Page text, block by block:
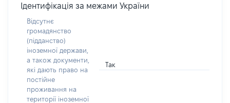
Ідентифікація за межами України
Відсутнє
громадянство
(підданство)
іноземної держави,
а також документи,
які дають право на
постійне
проживання на
території іноземної
Так